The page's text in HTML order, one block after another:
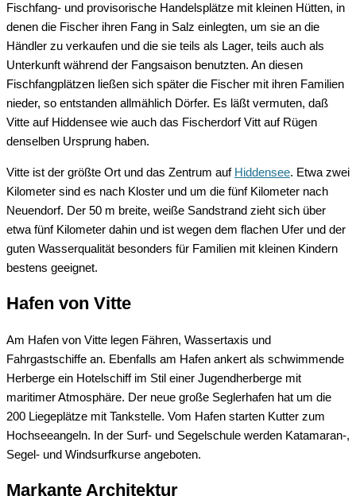
Fischfang- und provisorische Handelsplätze mit kleinen Hütten, in
denen die Fischer ihren Fang in Salz einlegten, um sie an die
Händler zu verkaufen und die sie teils als Lager, teils auch als
Unterkunft während der Fangsaison benutzten. An diesen
Fischfangplätzen ließen sich später die Fischer mit ihren Familien
nieder, so entstanden allmählich Dörfer. Es läßt vermuten, daß
Vitte auf Hiddensee wie auch das Fischerdorf Vitt auf Rügen
denselben Ursprung haben.
Vitte ist der größte Ort und das Zentrum auf Hiddensee. Etwa zwei
Kilometer sind es nach Kloster und um die fünf Kilometer nach
Neuendorf. Der 50 m breite, weiße Sandstrand zieht sich über
etwa fünf Kilometer dahin und ist wegen dem flachen Ufer und der
guten Wasserqualität besonders für Familien mit kleinen Kindern
bestens geeignet.
Hafen von Vitte
Am Hafen von Vitte legen Fähren, Wassertaxis und
Fahrgastschiffe an. Ebenfalls am Hafen ankert als schwimmende
Herberge ein Hotelschiff im Stil einer Jugendherberge mit
maritimer Atmosphäre. Der neue große Seglerhafen hat um die
200 Liegeplätze mit Tankstelle. Vom Hafen starten Kutter zum
Hochseeangeln. In der Surf- und Segelschule werden Katamaran-,
Segel- und Windsurfkurse angeboten.
Markante Architektur